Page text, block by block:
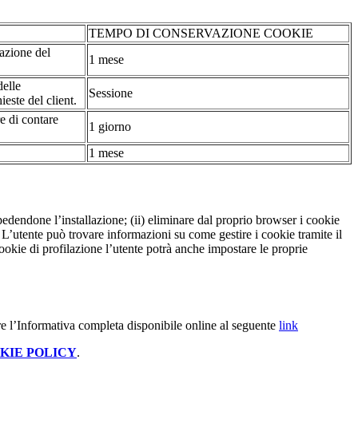
TEMPO DI CONSERVAZIONE COOKIE
del
1 mese
del client.
Sessione
di contare
1 giorno
1 mese
l’installazione; (ii) eliminare dal proprio browser i cookie
può trovare informazioni su come gestire i cookie tramite il
di profilazione l’utente potrà anche impostare le proprie
completa disponibile online al seguente link
POLICY.